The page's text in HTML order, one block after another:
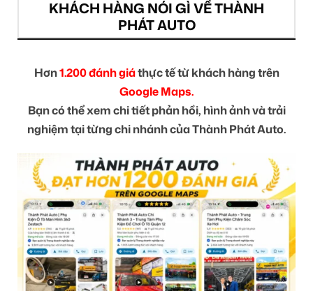
KHÁCH HÀNG NÓI GÌ VỀ THÀNH
PHÁT AUTO
Hơn1.200 đánh giáthực tế từ khách hàng trên
Google Maps.
Bạn có thể xem chi tiết phản hồi, hình ảnh và trải
nghiệm tại từng chi nhánh của Thành Phát Auto.